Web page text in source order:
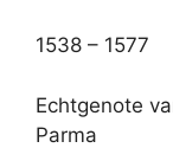
1538 – 1577
Echtgenote
Parma